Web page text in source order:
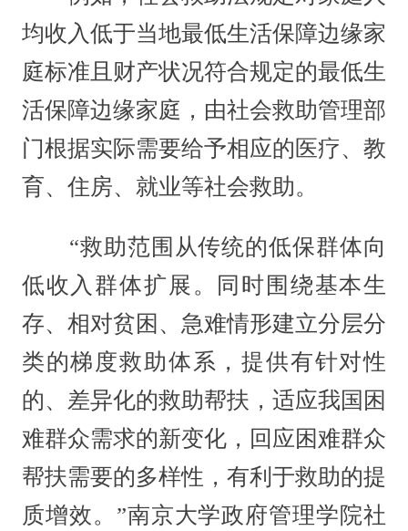
均收入低于当地最低生活保障边缘家
庭标准且财产状况符合规定的最低生
活保障边缘家庭，由社会救助管理部
门根据实际需要给予相应的医疗、教
育、住房、就业等社会救助。
“救助范围从传统的低保群体向
低收入群体扩展。同时围绕基本生
存、相对贫困、急难情形建立分层分
类的梯度救助体系，提供有针对性
的、差异化的救助帮扶，适应我国困
难群众需求的新变化，回应困难群众
帮扶需要的多样性，有利于救助的提
质增效。”南京大学政府管理学院社